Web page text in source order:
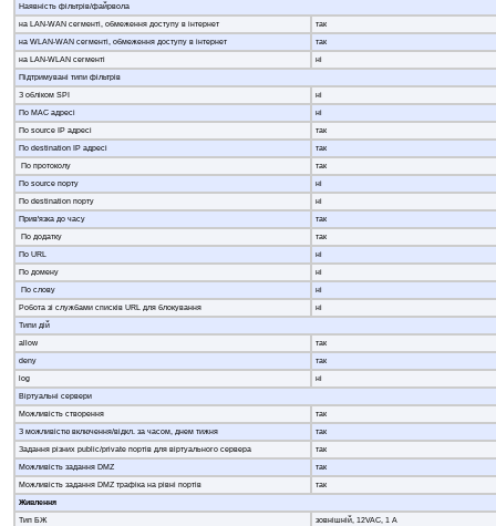
Наявність фільтрів/файрвола
на LAN-WAN сегменті, обмеження доступу в інтернет
так
на WLAN-WAN сегменті, обмеження доступу в інтернет
так
на LAN-WLAN сегменті
ні
Підтримувані типи фільтрів
З обліком SPI
ні
По MAC адресі
ні
По source IP адресі
так
По destination IP адресі
так
По протоколу
так
По source порту
ні
По destination порту
ні
Прив'язка до часу
так
По додатку
так
По URL
ні
По домену
ні
По слову
ні
Робота зі службами списків URL для блокування
ні
Типи дій
allow
так
deny
так
log
ні
Віртуальні сервери
Можливість створення
так
З можливістю включення/відкл. за часом, днем тижня
так
Задання різних public/private портів для віртуального сервера
так
Можливість задання DMZ
так
Можливість задання DMZ трафіка на рівні портів
так
Живлення
Тип БЖ
зовнішній, 12VAC, 1 A